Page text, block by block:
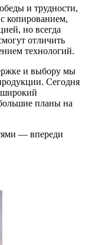
и трудности,
копированием,
но всегда
отличить
технологий.
и выбору мы
Сегодня
планы на
— впереди